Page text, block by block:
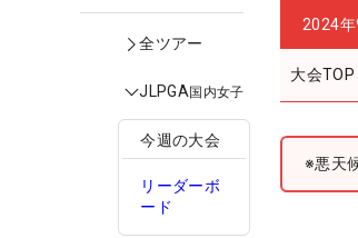
全ツアー
JLPGA国内女子
今週の大会
リーダーボ
ード
2024
大会TOP
※悪天